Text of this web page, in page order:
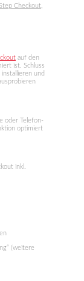
Checkout,
auf den
ist. Schluss
und
oder Telefon-
optimiert
inkl.
(weitere